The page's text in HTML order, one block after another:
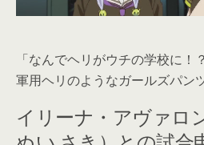
「なんでヘリがウチの学校に！
軍用ヘリのようなガールズパン
イリーナ・アヴァロ